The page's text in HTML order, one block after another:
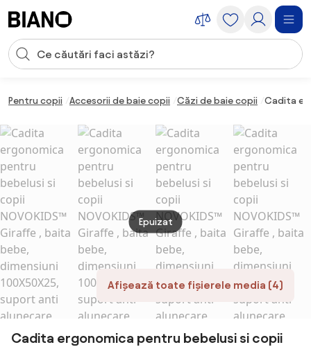
Introducerea căutării
Pentru copii Accesorii de baie copii Căzi de baie copii Cadita
Afișează toate fișierele media (4)
Epuizat
Cadita ergonomica pentru bebelusi si copii